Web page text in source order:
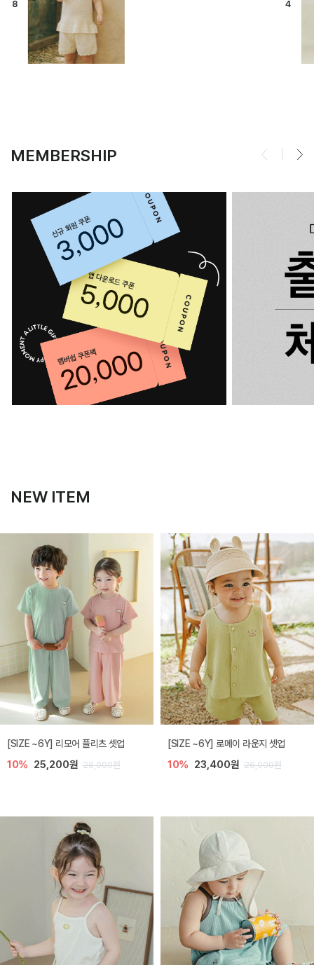
MEMBERSHIP
NEW ITEM
[SIZE ~6Y] 리모어 플리츠 셋업
10% 25,200원 28,000원
[SIZE ~6Y] 로메이 라운지 셋업
10% 23,400원 26,000원